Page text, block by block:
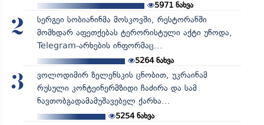
5971 ნახვა
2
სერგეი სობიანინმა მოსკოვში, რესტორანში
მომხდარ აფეთქებას ტერორისტული აქტი უწოდა,
Telegram-არხების ინფორმაც...
5264ნახვა
3
ვოლოდიმირ ზელენსკის ცნობით, უკრაინამ
რუსული კონტეინერმზიდი ჩაძირა და სამ
ნავთობგადამამუშავებელ ქარხა...
5254ნახვა